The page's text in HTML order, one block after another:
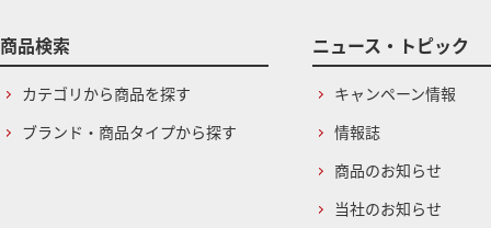
商品検索
カテゴリから商品を探す
ブランド・商品タイプから探す
ニュース・トピック
キャンペーン情報
情報誌
商品のお知らせ
当社のお知らせ